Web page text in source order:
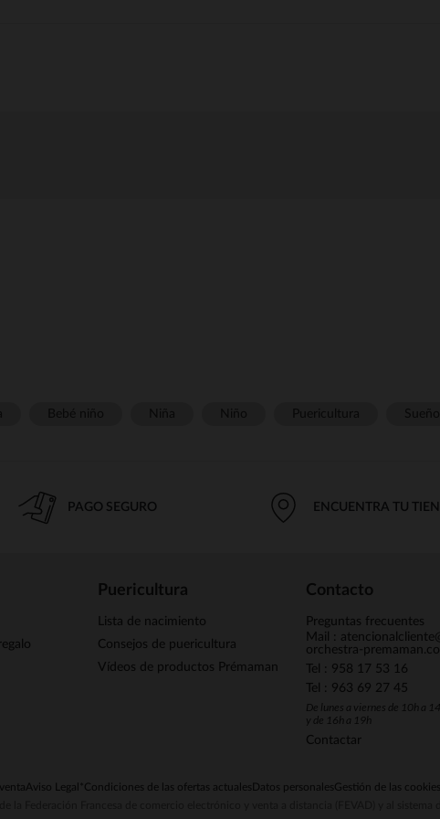
PAGO SEGURO ENCUENTRA TU
Puericultura
Lista de nacimiento
Consejos de puericultura
Vídeos de productos Prémaman
Contacto
Preguntas frecuentes
Mail :
orchestra-
Tel : 958 17 53 16
Tel : 963 69 27 45
De lunes a viernes de 10h a
y de 16h a 19h
Contactar
Aviso Legal *Condiciones de las ofertas actuales Datos personalesGestión de las cookies